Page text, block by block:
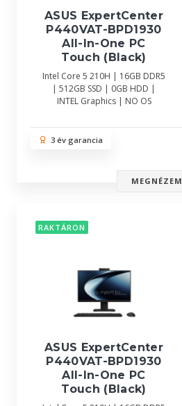
ASUS ExpertCenter
P440VAT-BPD1930
All-In-One PC
Touch (Black)
Intel Core 5 210H | 16GB DDR5
| 512GB SSD | 0GB HDD |
INTEL Graphics | NO OS
3 év garancia
MEGNÉZEM
RAKTÁRON
ASUS ExpertCenter
P440VAT-BPD1930
All-In-One PC
Touch (Black)